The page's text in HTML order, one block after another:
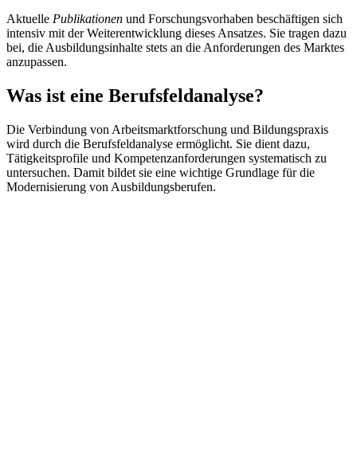
Aktuelle Publikationen und Forschungsvorhaben beschäftigen sich
intensiv mit der Weiterentwicklung dieses Ansatzes. Sie tragen dazu
bei, die Ausbildungsinhalte stets an die Anforderungen des Marktes
anzupassen.
Was ist eine Berufsfeldanalyse?
Die Verbindung von Arbeitsmarktforschung und Bildungspraxis
wird durch die Berufsfeldanalyse ermöglicht. Sie dient dazu,
Tätigkeitsprofile und Kompetenzanforderungen systematisch zu
untersuchen. Damit bildet sie eine wichtige Grundlage für die
Modernisierung von Ausbildungsberufen.